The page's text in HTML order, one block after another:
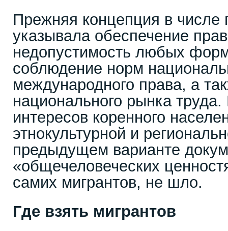
Прежняя концепция в числе
указывала обеспечение
недопустимость любых
соблюдение норм
международного права, а
национального рынка
интересов коренного
этнокультурной и
предыдущем варианте
«общечеловеческих
самих мигрантов, не шло.
Где взять мигрантов